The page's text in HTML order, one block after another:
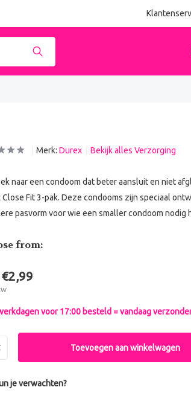
Merk: Durex Bekijk alles Verzorging
naar een condoom dat beter aansluit en niet
Close Fit 3-pak. Deze condooms zijn speciaal
pasvorm voor wie een smaller condoom nodig
from:
€2,99
voor 17:00 besteld = vandaag
Toevoegen aan winkelwagen
je verwachten?